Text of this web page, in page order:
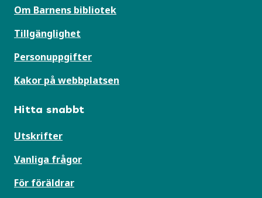
Om Barnens bibliotek
Tillgänglighet
Personuppgifter
Kakor på webbplatsen
Hitta snabbt
Utskrifter
Vanliga frågor
För föräldrar